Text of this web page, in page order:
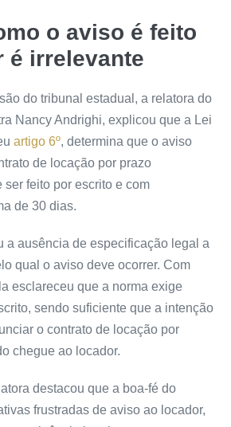
o aviso é feito
é irrelevante
do tribunal estadual, a relatora do
Nancy Andrighi, explicou que a Lei
artigo 6º, determina que o aviso
de locação por prazo
ser feito por escrito e com
de 30 dias.
a ausência de especificação legal a
qual o aviso deve ocorrer. Com
esclareceu que a norma exige
sendo suficiente que a intenção
o contrato de locação por
chegue ao locador.
destacou que a boa-fé do
frustradas de aviso ao locador,